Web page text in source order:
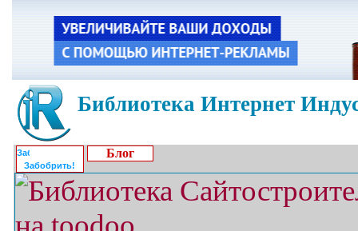
Библиотека Интернет
Забобрить!
Блог